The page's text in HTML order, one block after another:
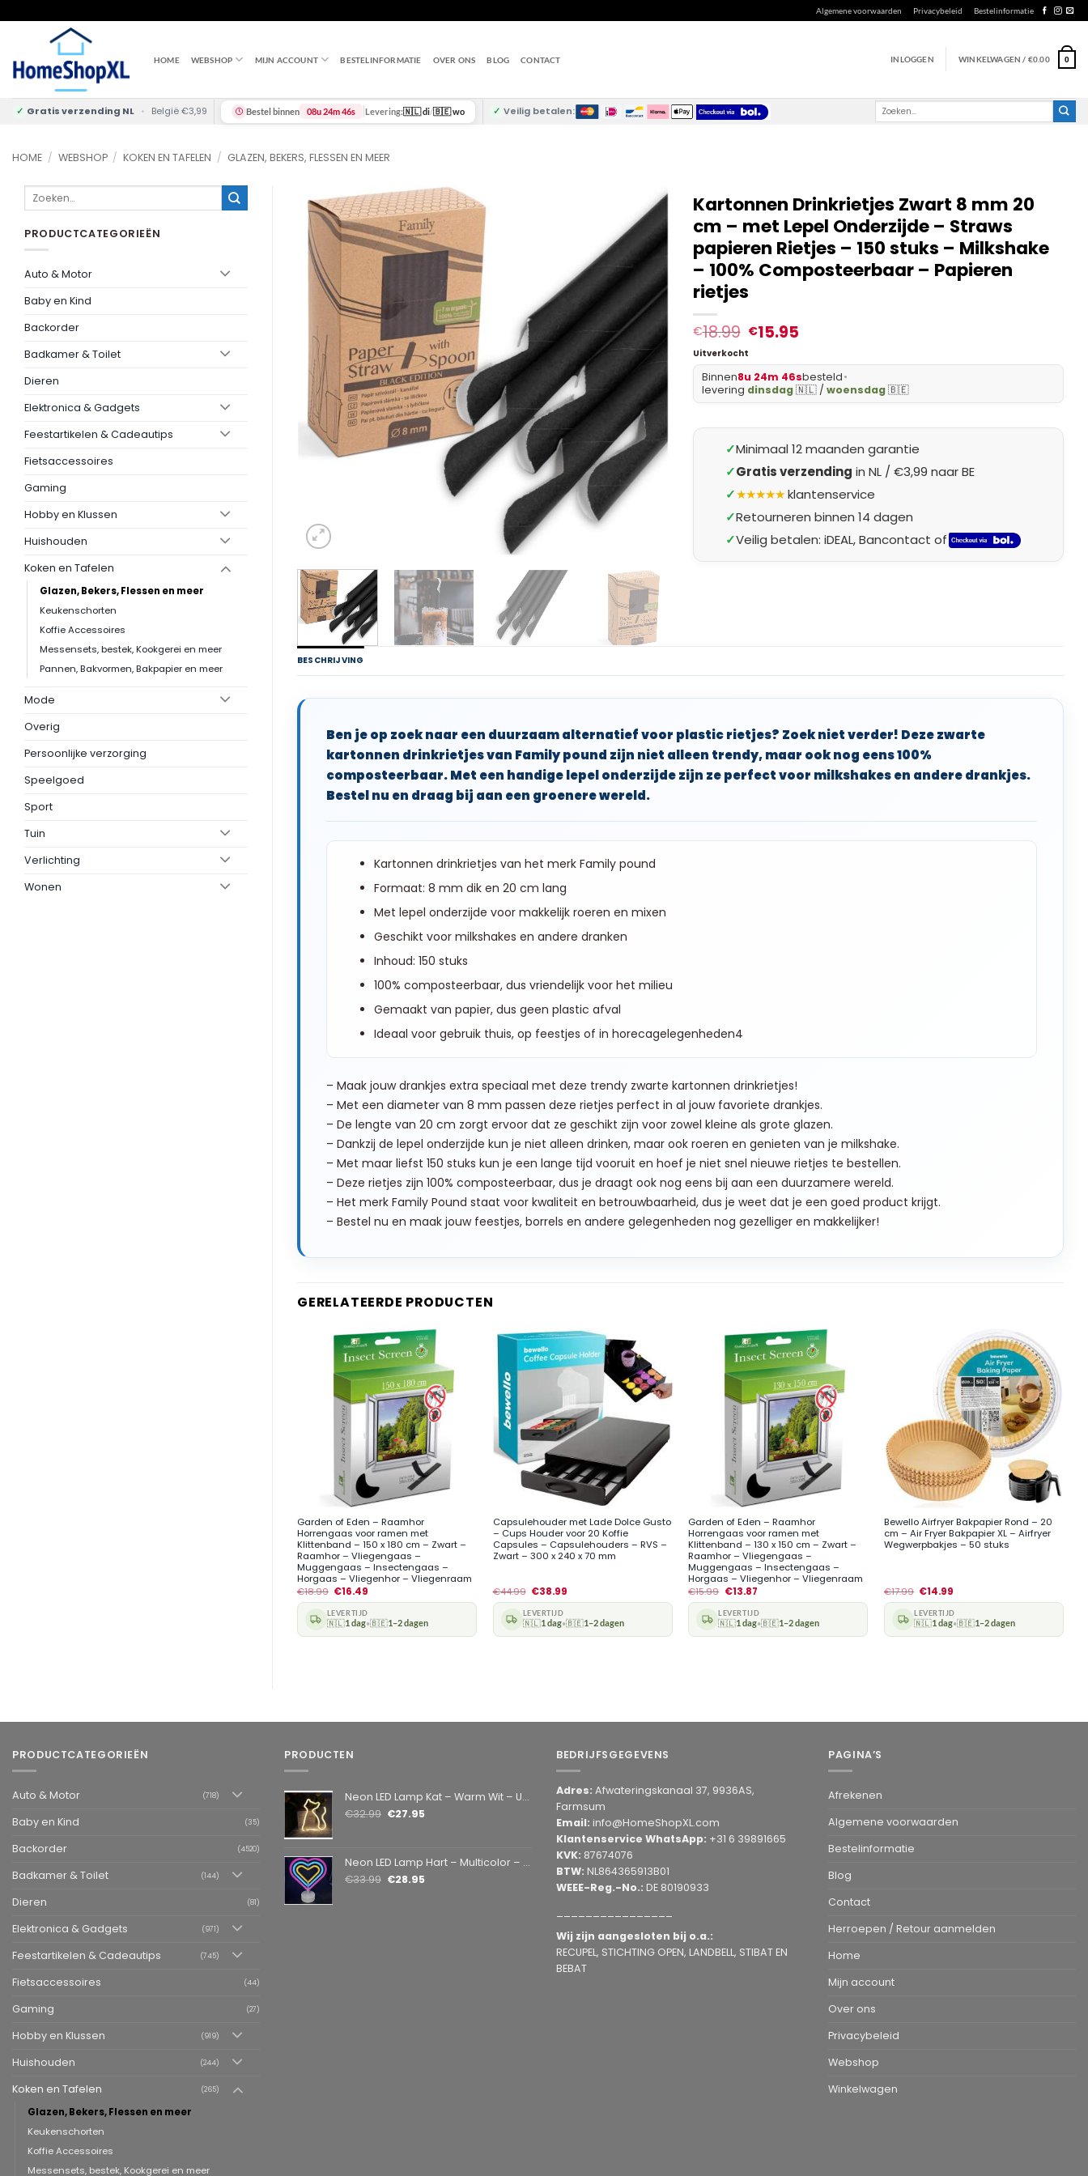
to
Algemene voorwaarden Privacybeleid Bestelinformatie
HOME WEBSHOP MIJN ACCOUNT BESTELINFORMATIE OVER ONS BLOG CONTACT INLOGGEN WINKELWAGEN / €0.00 0
✓ Gratis verzending NL • België €3,99 Bestel binnen 08u 24m 45s Levering:🇳🇱 di/🇧🇪 wo ✓ Veilig betalen:
Zoeken
HOME / WEBSHOP / KOKEN EN TAFELEN / GLAZEN, BEKERS, FLESSEN EN MEER
Zoeken
PRODUCTCATEGORIEËN
Auto & Motor
Baby en Kind
Backorder
Badkamer & Toilet
Dieren
Elektronica & Gadgets
Feestartikelen & Cadeautips
Fietsaccessoires
Gaming
Hobby en Klussen
Huishouden
Koken en Tafelen
Glazen, Bekers, Flessen en meer
Keukenschorten
Koffie Accessoires
Messensets, bestek, Kookgerei en meer
Pannen, Bakvormen, Bakpapier en meer
Mode
Overig
Persoonlijke verzorging
Speelgoed
Sport
Tuin
Verlichting
Wonen
Kartonnen Drinkrietjes Zwart 8 mm 20
cm – met Lepel Onderzijde – Straws
papieren Rietjes – 150 stuks – Milkshake
– 100% Composteerbaar – Papieren
rietjes
€18.99 €15.95
Uitverkocht
Binnen8u 24m 45sbesteld •
✓ Gratis verzendingin NL / €3,99 naar BE
✓ ★★★★★klantenservice
✓ Retourneren binnen 14 dagen
✓ Veilig betalen: iDEAL, Bancontact of
BESCHRIJVING
Ben je op zoek naar een duurzaam alternatief voor plastic rietjes? Zoek niet verder! Deze zwarte
kartonnen drinkrietjes van Family pound zijn niet alleen trendy, maar ook nog eens 100%
composteerbaar. Met een handige lepel onderzijde zijn ze perfect voor milkshakes en andere drankjes.
Bestel nu en draag bij aan een groenere wereld.
Kartonnen drinkrietjes van het merk Family pound
Formaat: 8 mm dik en 20 cm lang
Met lepel onderzijde voor makkelijk roeren en mixen
Geschikt voor milkshakes en andere dranken
Inhoud: 150 stuks
100% composteerbaar, dus vriendelijk voor het milieu
Gemaakt van papier, dus geen plastic afval
Ideaal voor gebruik thuis, op feestjes of in horecagelegenheden4
– Maak jouw drankjes extra speciaal met deze trendy zwarte kartonnen drinkrietjes!
– Met een diameter van 8 mm passen deze rietjes perfect in al jouw favoriete drankjes.
– De lengte van 20 cm zorgt ervoor dat ze geschikt zijn voor zowel kleine als grote glazen.
– Dankzij de lepel onderzijde kun je niet alleen drinken, maar ook roeren en genieten van je milkshake.
– Met maar liefst 150 stuks kun je een lange tijd vooruit en hoef je niet snel nieuwe rietjes te bestellen.
– Deze rietjes zijn 100% composteerbaar, dus je draagt ook nog eens bij aan een duurzamere wereld.
– Het merk Family Pound staat voor kwaliteit en betrouwbaarheid, dus je weet dat je een goed product krijgt.
– Bestel nu en maak jouw feestjes, borrels en andere gelegenheden nog gezelliger en makkelijker!
GERELATEERDE PRODUCTEN
Garden of Eden – Raamhor
Horrengaas voor ramen met
Klittenband – 150 x 180 cm – Zwart –
Raamhor – Vliegengaas –
Muggengaas – Insectengaas –
Horgaas – Vliegenhor – Vliegenraam
€18.99 €16.49
LEVERTIJD
🇳🇱1 dag•🇧🇪1–2 dagen
Capsulehouder met Lade Dolce Gusto
– Cups Houder voor 20 Koffie
Capsules – Capsulehouders – RVS –
Zwart – 300 x 240 x 70 mm
€44.99 €38.99
LEVERTIJD
🇳🇱1 dag•🇧🇪1–2 dagen
Garden of Eden – Raamhor
Horrengaas voor ramen met
Klittenband – 130 x 150 cm – Zwart –
Raamhor – Vliegengaas –
Muggengaas – Insectengaas –
Horgaas – Vliegenhor – Vliegenraam
€15.99 €13.87
LEVERTIJD
🇳🇱1 dag•🇧🇪1–2 dagen
Bewello Airfryer Bakpapier Rond – 20
cm – Air Fryer Bakpapier XL – Airfryer
Wegwerpbakjes – 50 stuks
€17.99 €14.99
LEVERTIJD
🇳🇱1 dag•🇧🇪1–2 dagen
PRODUCTCATEGORIEËN
Auto & Motor (718)
Baby en Kind (35)
Backorder (4520)
Badkamer & Toilet (144)
Dieren (81)
Elektronica & Gadgets (971)
Feestartikelen & Cadeautips (745)
Fietsaccessoires (44)
Gaming (27)
Hobby en Klussen (919)
Huishouden (244)
Koken en Tafelen (265)
Glazen, Bekers, Flessen en meer
Keukenschorten
Koffie Accessoires
Messensets, bestek, Kookgerei en meer
PRODUCTEN
Neon LED Lamp Kat – Warm Wit – USB & Batterij – Decoratieve Tafellamp voor Kinderkamer – 28,5 x 24,5 cm
€32.99 €27.95
Neon LED Lamp Hart – Multicolor – USB & Batterij – Hartvormige Sfeerlamp – Kinderkamer & Slaapkamer – 25,2 x 23 cm
€33.99 €28.95
BEDRIJFSGEGEVENS
Adres: Afwateringskanaal 37, 9936AS,
Farmsum
Email: info@HomeShopXL.com
Klantenservice WhatsApp: +31 6 39891665
KVK: 87674076
BTW: NL864365913B01
WEEE-Reg.-No.: DE 80190933
Wij zijn aangesloten bij o.a.:
RECUPEL, STICHTING OPEN, LANDBELL, STIBAT EN
BEBAT
PAGINA’S
Afrekenen
Algemene voorwaarden
Bestelinformatie
Blog
Contact
Herroepen / Retour aanmelden
Home
Mijn account
Over ons
Privacybeleid
Webshop
Winkelwagen